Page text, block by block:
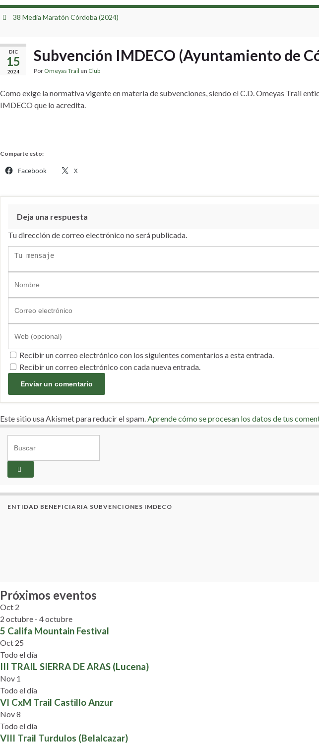
38 Media Maratón Córdoba (2024)
DIC
15
2024
Subvención IMDECO (Ayuntamiento de
Por Omeyas Trail en Club
Como exige la normativa vigente en materia de subvenciones, siendo el C.D. Omeyas Trail
IMDECO que lo acredita.
Comparte esto:
Facebook X
Deja una respuesta
Tu dirección de correo electrónico no será publicada.
Recibir un correo electrónico con los siguientes comentarios a esta entrada.
Recibir un correo electrónico con cada nueva entrada.
Este sitio usa Akismet para reducir el spam.Aprende cómo se procesan los datos de tus
ENTIDAD BENEFICIARIA SUBVENCIONES IMDECO
Próximos eventos
Oct 2
2 octubre - 4 octubre
5 Califa Mountain Festival
Oct 25
Todo el día
III TRAIL SIERRA DE ARAS (Lucena)
Nov 1
Todo el día
VI CxM Trail Castillo Anzur
Nov8
Todo el día
VIII Trail Turdulos (Belalcazar)